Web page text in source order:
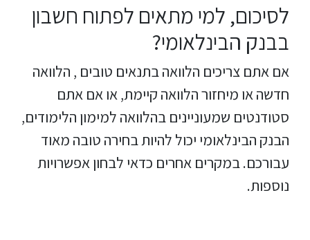
לסיכום, למי מתאים לפתוח חשבון
בבנק הבינלאומי?
אם אתם צריכים הלוואה בתנאים טובים , הלוואה
חדשה או מיחזור הלוואה קיימת, או אם אתם
סטודנטים שמעוניינים בהלוואה למימון הלימודים,
הבנק הבינלאומי יכול להיות בחירה טובה מאוד
עבורכם. במקרים אחרים כדאי לבחון אפשרויות
נוספות.